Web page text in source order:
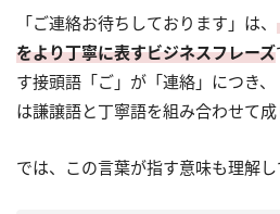
「ご連絡お待ちしております」は、
をより丁寧に表すビジネスフレーズ
す接頭語「ご」が「連絡」につき、
は謙譲語と丁寧語を組み合わせて成
では、この言葉が指す意味も理解し